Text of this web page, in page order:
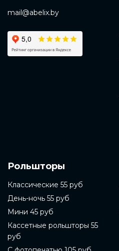
mail@abelix.by
Рольшторы
Классические 55 руб
День-ночь 55 руб
Мини 45 руб
Кассетные рольшторы 55
руб